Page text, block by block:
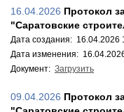
16.04.2026 Протокол
"Саратовские
Дата создания: 16.04.2026
Дата изменения:
Документ: Загрузить
09.04.2026 Протокол